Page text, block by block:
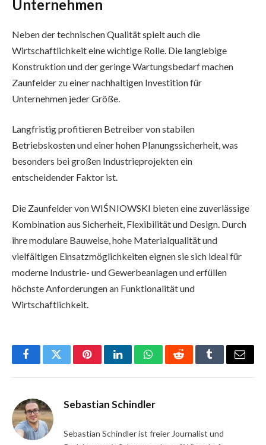
Unternehmen
Neben der technischen Qualität spielt auch die
Wirtschaftlichkeit eine wichtige Rolle. Die langlebige
Konstruktion und der geringe Wartungsbedarf machen
Zaunfelder zu einer nachhaltigen Investition für
Unternehmen jeder Größe.
Langfristig profitieren Betreiber von stabilen
Betriebskosten und einer hohen Planungssicherheit, was
besonders bei großen Industrieprojekten ein
entscheidender Faktor ist.
Die Zaunfelder von WIŚNIOWSKI bieten eine zuverlässige
Kombination aus Sicherheit, Flexibilität und Design. Durch
ihre modulare Bauweise, hohe Materialqualität und
vielfältigen Einsatzmöglichkeiten eignen sie sich ideal für
moderne Industrie- und Gewerbeanlagen und erfüllen
höchste Anforderungen an Funktionalität und
Wirtschaftlichkeit.
FacebookTwitterPinterestLinkedInWhatsAppRedditTumblrEmail
Sebastian Schindler
Sebastian Schindler ist freier Journalist und